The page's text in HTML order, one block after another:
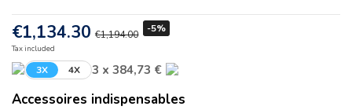
€1,134.30 €1,194.00 -5%
Tax included
3X 4X 3 x 384,73 €
Accessoires indispensables